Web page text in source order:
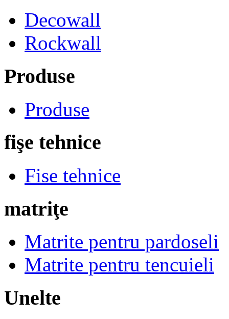
Decowall
Rockwall
Produse
Produse
fişe tehnice
Fise tehnice
matriţe
Matrite pentru pardoseli
Matrite pentru tencuieli
Unelte